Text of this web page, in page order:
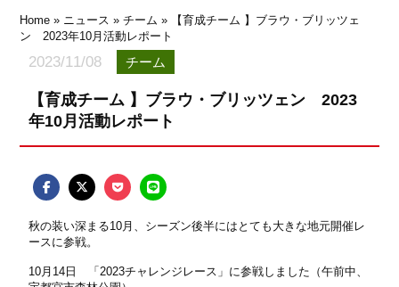
Home » ニュース »チーム » 【育成チーム 】ブラウ・ブリッツェ
ン 2023年10月活動レポート
2023/11/08 チーム
【育成チーム 】ブラウ・ブリッツェン 2023
年10月活動レポート
秋の装い深まる10月、シーズン後半にはとても大きな地元開催レ
ースに参戦。
10月 14 日 「2023チャレンジレース」に参戦しました（午前中、